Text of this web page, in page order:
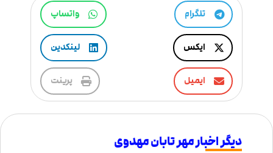
تلگرام واتساپ
ایکس لینکدین
ایمیل پرینت
دیگر اخبار مهر تابان مهدوی